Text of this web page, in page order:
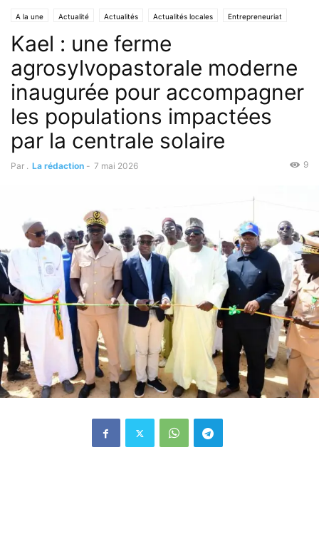
A la une Actualité Actualités Actualités locales Entrepreneuriat
Environnement
Kael : une ferme
agrosylvopastorale moderne
inaugurée pour accompagner
les populations impactées
par la centrale solaire
Par . La rédaction - 7 mai 2026 9